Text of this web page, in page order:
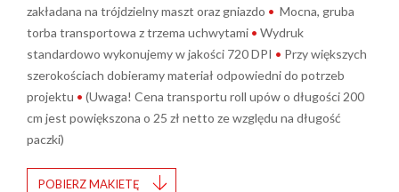
zakładana na trójdzielny maszt oraz gniazdo • Mocna, gruba
torba transportowa z trzema uchwytami • Wydruk
standardowo wykonujemy w jakości 720 DPI • Przy większych
szerokościach dobieramy materiał odpowiedni do potrzeb
projektu • (Uwaga! Cena transportu roll upów o długości 200
cm jest powiększona o 25 zł netto ze względu na długość
paczki)
POBIERZ MAKIETĘ